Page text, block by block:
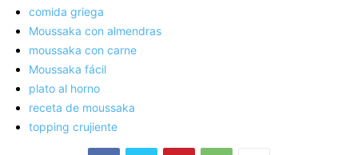
comida griega
Moussaka con almendras
moussaka con carne
Moussaka fácil
plato al horno
receta de moussaka
topping crujiente